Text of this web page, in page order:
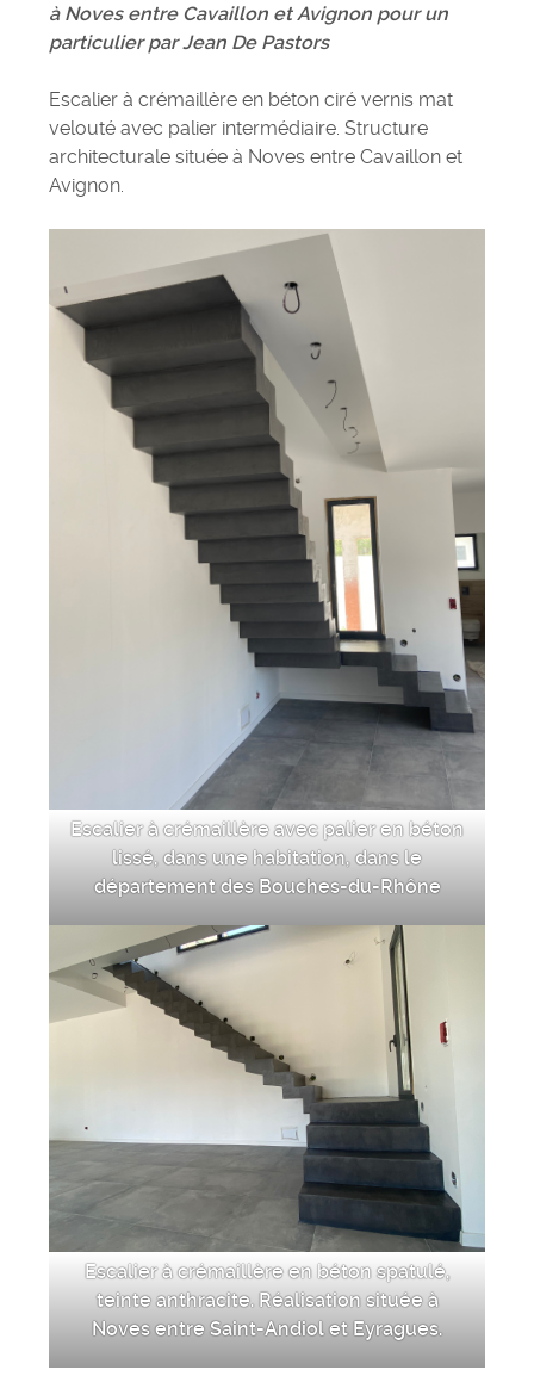
à Noves entre Cavaillon et Avignon pour un
particulier par Jean De Pastors
Escalier à crémaillère en béton ciré vernis mat
velouté avec palier intermédiaire. Structure
architecturale située à Noves entre Cavaillon et
Avignon.
Escalier à crémaillère avec palier en béton
lissé, dans une habitation, dans le
département des Bouches-du-Rhône
Escalier à crémaillère en béton spatulé,
teinte anthracite. Réalisation située à
Noves entre Saint-Andiol et Eyragues.